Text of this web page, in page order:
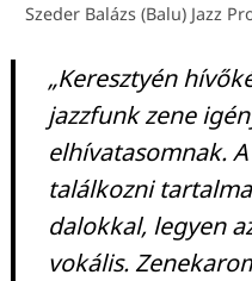
Szeder Balázs (Balu) Jazz
„Keresztyén
jazzfunk zene
elhívatasomnak.
találkozni
dalokkal, legyen
vokális.